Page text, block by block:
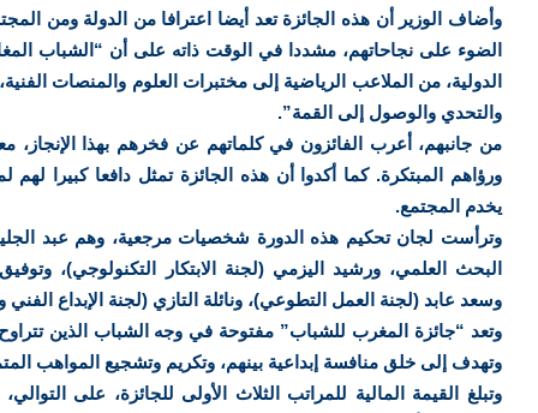
وأضاف الوزير أن هذه الجائزة تعد أيضا اعترافا من الدولة ومن
الضوء على نجاحاتهم، مشددا في الوقت ذاته على أن “الشباب
الدولية، من الملاعب الرياضية إلى مختبرات العلوم والمنصات
والتحدي والوصول إلى القمة”.
من جانبهم، أعرب الفائزون في كلماتهم عن فخرهم بهذا الإنجاز،
ورؤاهم المبتكرة. كما أكدوا أن هذه الجائزة تمثل دافعا كبيرا لهم
يخدم المجتمع.
وترأست لجان تحكيم هذه الدورة شخصيات مرجعية، وهم عبد
البحث العلمي، ورشيد اليزمي (لجنة الابتكار التكنولوجي)،
وسعد عابد (لجنة العمل التطوعي)، ونائلة التازي (لجنة الإبداع الفني
وتهدف إلى خلق منافسة إبداعية بينهم، وتكريم وتشجيع المواهب